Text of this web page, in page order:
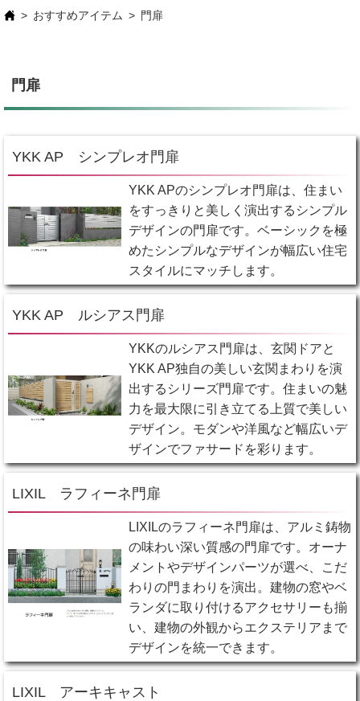
おすすめアイテム 門扉
門扉
YKK AP シンプレオ門扉
YKK APのシンプレオ門扉は、住まい
をすっきりと美しく演出するシンプル
デザインの門扉です。ベーシックを極
めたシンプルなデザインが幅広い住宅
スタイルにマッチします。
YKK AP ルシアス門扉
YKKのルシアス門扉は、玄関ドアと
YKK AP独自の美しい玄関まわりを演
出するシリーズ門扉です。住まいの魅
力を最大限に引き立てる上質で美しい
デザイン。モダンや洋風など幅広いデ
ザインでファサードを彩ります。
LIXIL ラフィーネ門扉
LIXILのラフィーネ門扉は、アルミ鋳物
の味わい深い質感の門扉です。オーナ
メントやデザインパーツが選べ、こだ
わりの門まわりを演出。建物の窓やベ
ランダに取り付けるアクセサリーも揃
い、建物の外観からエクステリアまで
デザインを統一できます。
LIXIL アーキキャスト